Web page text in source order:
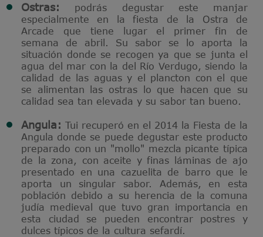
Ostras:
podrás degustar este manjar
especialmente en la fiesta de la Ostra de
Arcade que tiene lugar el primer fin de
semana de abril. Su sabor se lo aporta la
situación donde se recogen ya que se junta el
agua del mar con la del Río Verdugo, siendo la
calidad de las aguas y el plancton con el que
se alimentan las ostras lo que hacen que su
calidad sea tan elevada y su sabor tan bueno.
Angula: Tui recuperó en el 2014 la Fiesta de la
Angula donde se puede degustar este producto
preparado con un "mollo" mezcla picante típica
de la zona, con aceite y finas láminas de ajo
presentado en una cazuelita de barro que le
aporta un singular sabor. Además, en esta
población debido a su herencia de la comuna
judía medieval que tuvo gran importancia en
esta ciudad se pueden encontrar postres y
dulces típicos de la cultura sefardí.